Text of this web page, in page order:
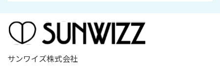
サンワイズ株式会社